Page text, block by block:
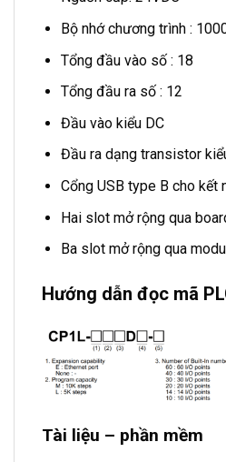
Bộ nhớ chương trình :
Tổng đầu vào số : 18
Tổng đầu ra số : 12
Đầu vào kiểu DC
Đầu ra dạng transistor
Cổng USB type B cho kết
Hai slot mở rộng qua
Ba slot mở rộng qua
Hướng dẫn đọc mã
Tài liệu – phần mềm